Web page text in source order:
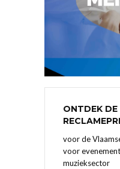
ONTDEK DE
voor de
voor
muzieksector